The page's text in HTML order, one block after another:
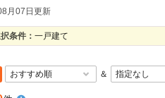
月07日更新
条件： 一戸建て
＆